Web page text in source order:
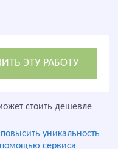
ЭТУ РАБОТУ
стоить дешевле
повысить уникальность
сервиса